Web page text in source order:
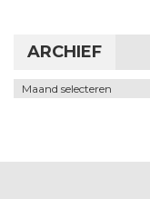
ARCHIEF
Archief